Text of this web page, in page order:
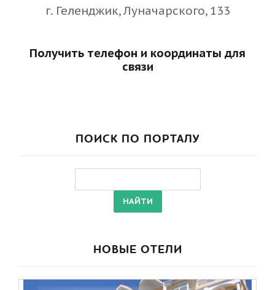
г. Геленджик, Луначарского, 133
Получить телефон и координаты для
связи
ПОИСК ПО ПОРТАЛУ
НОВЫЕ ОТЕЛИ